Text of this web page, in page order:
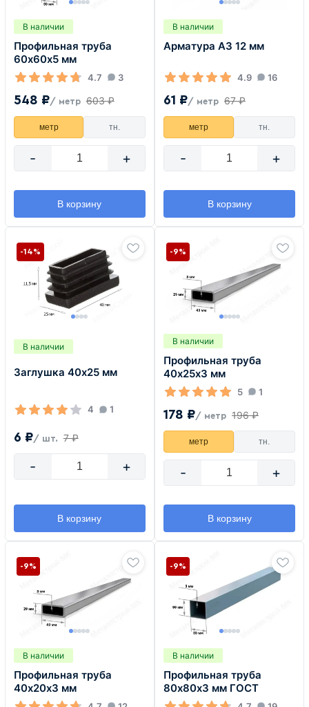
В наличии
Профильная труба
60х60х5 мм
4.7 3
548 ₽/ метр 603 ₽
метр тн.
- +
В корзину
В наличии
Арматура А3 12 мм
4.9 16
61 ₽/ метр 67 ₽
метр тн.
- +
В корзину
В наличии
Заглушка 40х25 мм
4 1
6 ₽/ шт. 7 ₽
-14%
- +
В корзину
В наличии
Профильная труба
40х25х3 мм
5 1
178 ₽/ метр 196 ₽
-9%
метр тн.
- +
В корзину
В наличии
Профильная труба
40х20х3 мм
-9%
В наличии
Профильная труба
80х80х3 мм ГОСТ
-9%